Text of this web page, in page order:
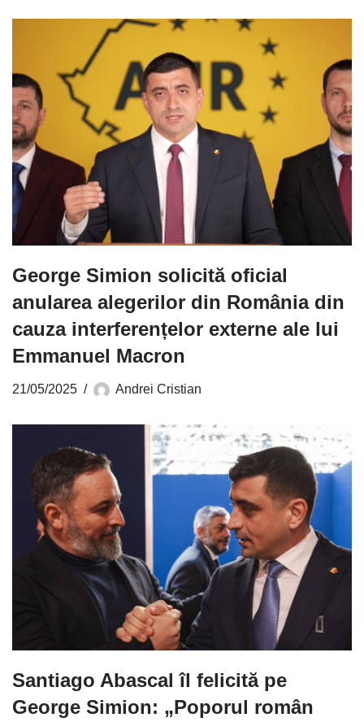
George Simion solicită oficial
anularea alegerilor din România din
cauza interferențelor externe ale lui
Emmanuel Macron
21/05/2025 Andrei Cristian
Santiago Abascal îl felicită pe
George Simion: „Poporul român